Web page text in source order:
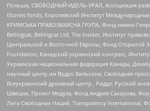
Польша, СВОБОДНЫЙ ИДЕЛЬ-УРАЛ, Ассоциация
IStories fonds, Королевский Институт
КРИМСЬКА ПРАВОЗАХИСНА ГРУПА, Фонд имени
Bellingcat, Bellingcat Ltd, The Insider, Институт
Центральной и Восточной Европы, Фонд Открытой
Foundation, Канадский украинский конгресс,
Украинская национальная федерация Канады,
научный центр им Вудро Вильсона, Свободная
Всеукраинский духовный центр , Риддл, Русский
Швеции, Проект Медуза, Фонд Андрея Сахарова,
Лига Свободных Наций, Transparеncy International,